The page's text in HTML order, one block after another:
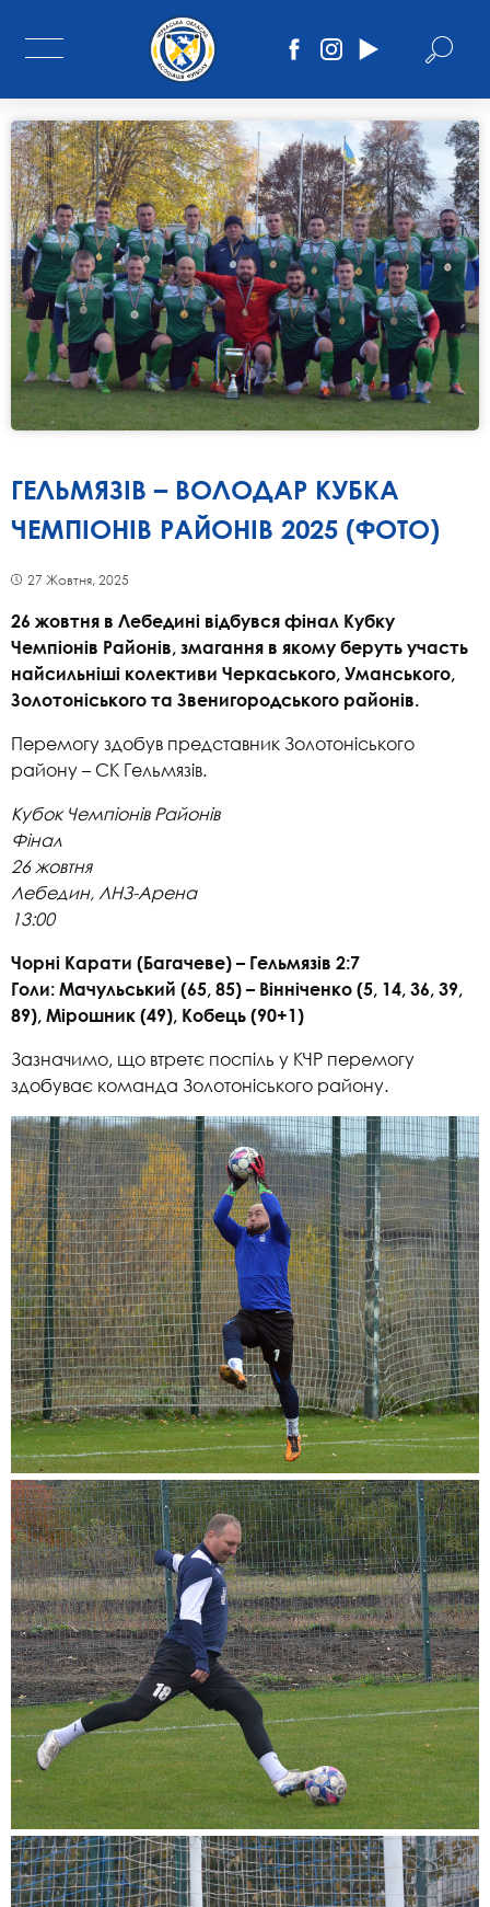
ГЕЛЬМЯЗІВ – ВОЛОДАР КУБКА
ЧЕМПІОНІВ РАЙОНІВ 2025 (ФОТО)
27 Жовтня, 2025
26 жовтня в Лебедині відбувся фінал Кубку
Чемпіонів Районів, змагання в якому беруть участь
найсильніші колективи Черкаського, Уманського,
Золотоніського та Звенигородського районів.
Перемогу здобув представник Золотоніського
району – СК Гельмязів.
Кубок Чемпіонів Районів
Фінал
26 жовтня
Лебедин, ЛНЗ-Арена
13:00
Чорні Карати (Багачеве) – Гельмязів 2:7
Голи: Мачульський (65, 85) – Вінніченко (5, 14, 36, 39,
89), Мірошник (49), Кобець (90+1)
Зазначимо, що втретє поспіль у КЧР перемогу
здобуває команда Золотоніського району.